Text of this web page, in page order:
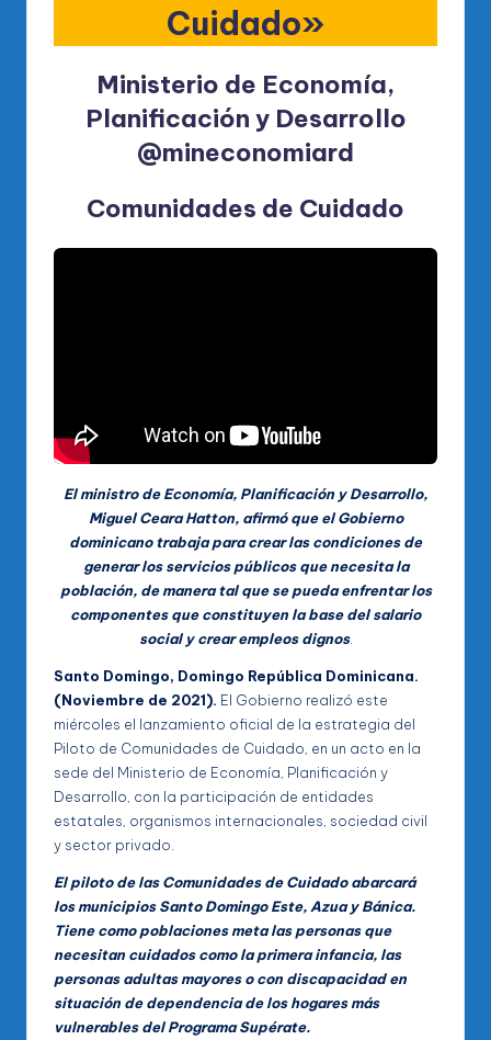
Cuidado»
Ministerio de Economía,
Planificación y Desarrollo
@mineconomiard
Comunidades de Cuidado
El ministro de Economía, Planificación y Desarrollo,
Miguel Ceara Hatton, afirmó que el Gobierno
dominicano trabaja para crear las condiciones de
generar los servicios públicos que necesita la
población, de manera tal que se pueda enfrentar los
componentes que constituyen la base del salario
social y crear empleos dignos.
Santo Domingo, Domingo República Dominicana.
(Noviembre de 2021). El Gobierno realizó este
miércoles el lanzamiento oficial de la estrategia del
Piloto de Comunidades de Cuidado, en un acto en la
sede del Ministerio de Economía, Planificación y
Desarrollo, con la participación de entidades
estatales, organismos internacionales, sociedad civil
y sector privado.
El piloto de las Comunidades de Cuidado abarcará
los municipios Santo Domingo Este, Azua y Bánica.
Tiene como poblaciones meta las personas que
necesitan cuidados como la primera infancia, las
personas adultas mayores o con discapacidad en
situación de dependencia de los hogares más
vulnerables del Programa Supérate.